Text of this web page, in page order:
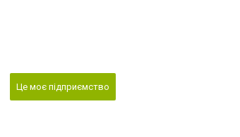
Це моє підприємство